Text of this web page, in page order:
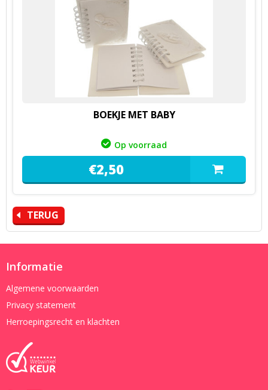
BOEKJE MET BABY
Op voorraad
€2,50
TERUG
Informatie
Algemene voorwaarden
Privacy statement
Herroepingsrecht en klachten